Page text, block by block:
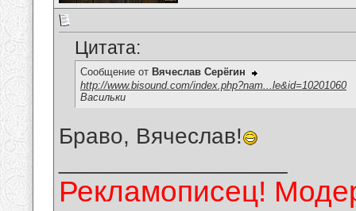
Цитата:
Сообщение от Вячеслав Серёгин
http://www.bisound.com/index.php?nam...le&id=10201060
Васильки
Браво, Вячеслав!
Рекламописец!